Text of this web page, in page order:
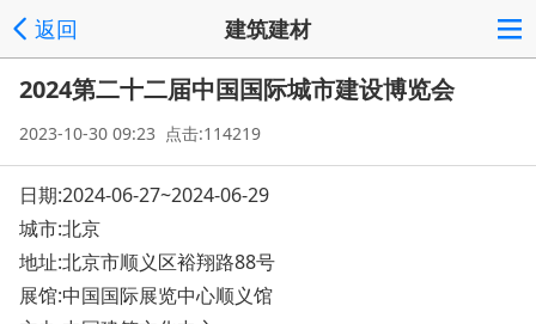
返回 建筑建材
2024第二十二届中国国际城市建设博览会
2023-10-30 09:23 点击:114219
日期:2024-06-27~2024-06-29
城市:北京
地址:北京市顺义区裕翔路88号
展馆:中国国际展览中心顺义馆